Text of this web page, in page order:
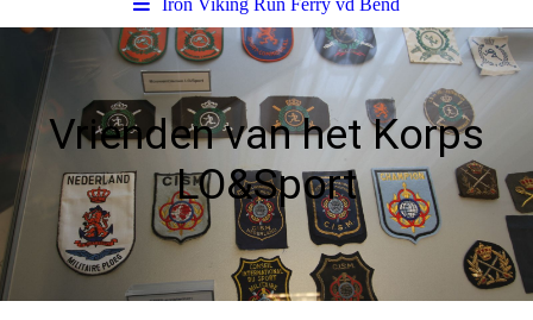
Iron Viking Run Ferry vd Bend
Vrienden van het Korps
LO&Sport